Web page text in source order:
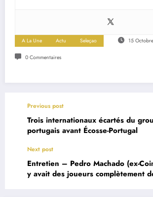
A La Une Actu Seleçao 15
0 Commentaires
Previous post
Trois internationaux écartés du
portugais avant Écosse-Portugal
Next post
Entretien – Pedro Machado (ex-
y avait des joueurs complètement